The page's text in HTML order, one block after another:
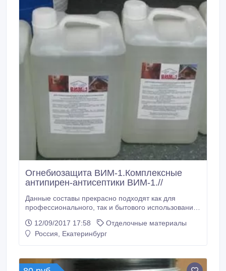
Огнебиозащита ВИМ-1.Комплексные
антипирен-антисептики ВИМ-1.//
Данные составы прекрасно подходят как для
профессионального, так и бытового использования.
предназначен для огнебиозащитной обработки
древесины и изделий на её основе способом
плесени, почернения и насекомых-вредителей.
12/09/2017 17:58
Отделочные материалы
Россия, Екатеринбург